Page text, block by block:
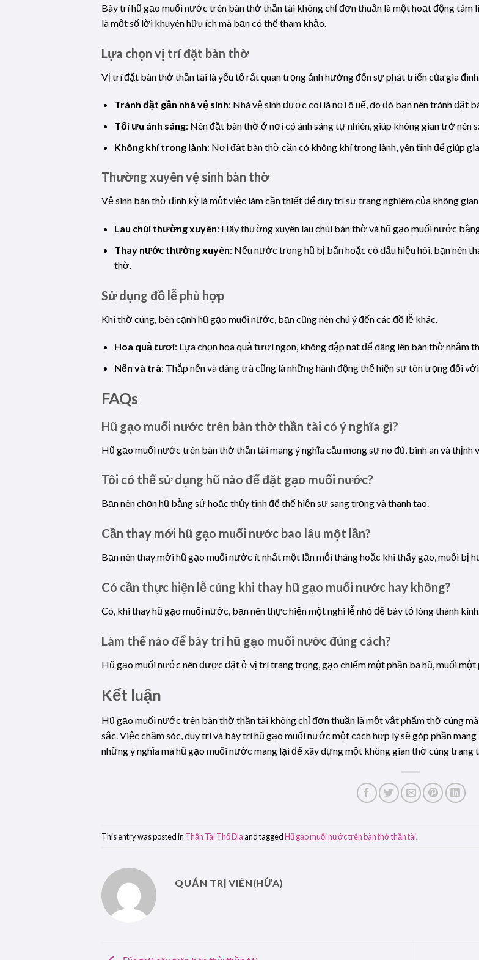
Bày trí hũ gạo muối nước trên bàn thờ thần tài không chỉ đơn thuần là một hoạt động tâm
là một số lời khuyên hữu ích mà bạn có thể tham khảo.
Lựa chọn vị trí đặt bàn thờ
Vị trí đặt bàn thờ thần tài là yếu tố rất quan trọng ảnh hưởng đến sự phát triển của gia đình.
Tránh đặt gần nhà vệ sinh: Nhà vệ sinh được coi là nơi ô uế, do đó bạn nên tránh đặt
Tối ưu ánh sáng: Nên đặt bàn thờ ở nơi có ánh sáng tự nhiên, giúp không gian trở nên
Không khí trong lành: Nơi đặt bàn thờ cần có không khí trong lành, yên tĩnh để giúp
Thường xuyên vệ sinh bàn thờ
Vệ sinh bàn thờ định kỳ là một việc làm cần thiết để duy trì sự trang nghiêm của không
Lau chùi thường xuyên: Hãy thường xuyên lau chùi bàn thờ và hũ gạo muối nước
Thay nước thường xuyên: Nếu nước trong hũ bị bẩn hoặc có dấu hiệu hôi, bạn nên
thờ.
Sử dụng đồ lễ phù hợp
Khi thờ cúng, bên cạnh hũ gạo muối nước, bạn cũng nên chú ý đến các đồ lễ khác.
Hoa quả tươi: Lựa chọn hoa quả tươi ngon, không dập nát để dâng lên bàn thờ nhằm
Nến và trà: Thắp nến và dâng trà cũng là những hành động thể hiện sự tôn trọng đối
FAQs
Hũ gạo muối nước trên bàn thờ thần tài có ý nghĩa gì?
Hũ gạo muối nước trên bàn thờ thần tài mang ý nghĩa cầu mong sự no đủ, bình an và thịnh
Tôi có thể sử dụng hũ nào để đặt gạo muối nước?
Bạn nên chọn hũ bằng sứ hoặc thủy tinh để thể hiện sự sang trọng và thanh tao.
Cần thay mới hũ gạo muối nước bao lâu một lần?
Bạn nên thay mới hũ gạo muối nước ít nhất một lần mỗi tháng hoặc khi thấy gạo, muối bị
Có cần thực hiện lễ cúng khi thay hũ gạo muối nước hay không?
Có, khi thay hũ gạo muối nước, bạn nên thực hiện một nghi lễ nhỏ để bày tỏ lòng thành
Làm thế nào để bày trí hũ gạo muối nước đúng cách?
Hũ gạo muối nước nên được đặt ở vị trí trang trọng, gạo chiếm một phần ba hũ, muối
Kết luận
Hũ gạo muối nước trên bàn thờ thần tài không chỉ đơn thuần là một vật phẩm thờ cúng
sắc. Việc chăm sóc, duy trì và bày trí hũ gạo muối nước một cách hợp lý sẽ góp phần
những ý nghĩa mà hũ gạo muối nước mang lại để xây dựng một không gian thờ cúng trang
This entry was posted in Thần Tài Thổ Địaand taggedHũ gạo muối nước trên bàn thờ thần tài.
QUẢN TRỊ VIÊN(HỨA)